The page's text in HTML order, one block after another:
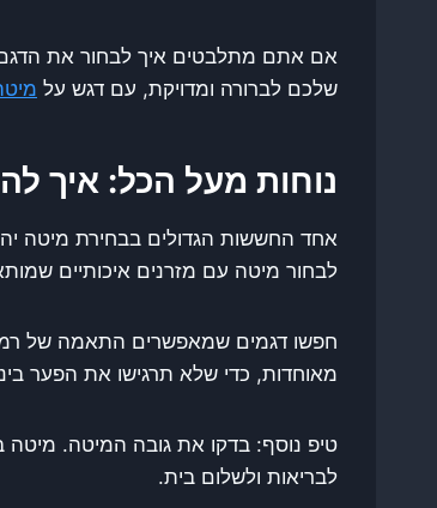
אם אתם מתלבטים איך לבחור את הדגם
שלכם לברורה ומדויקת, עם דגש על
נוחות מעל הכל: איך
אחד החששות הגדולים בבחירת מיטה
לבחור מיטה עם מזרנים איכותיים
חפשו דגמים שמאפשרים התאמה של
מאוחדות, כדי שלא תרגישו את הפער
טיפ נוסף: בדקו את גובה המיטה. מיטה
לבריאות ולשלום בית.